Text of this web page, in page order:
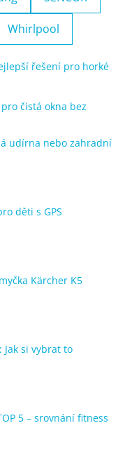
Whirlpool
řešení pro horké
čistá okna bez
udírna nebo zahradní
děti s GPS
Kärcher K5
si vybrat to
5 – srovnání fitness